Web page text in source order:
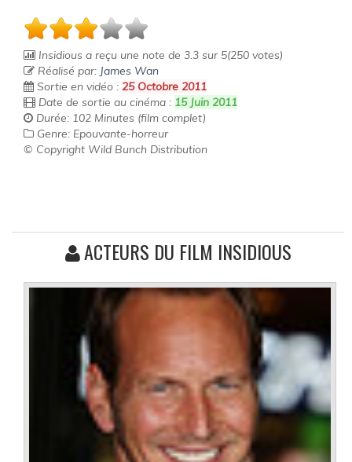
Insidious a reçu une note de 3.3 sur 5(250 votes)
Réalisé par: James Wan
Sortie en vidéo : 25 Octobre 2011
Date de sortie au cinéma : 15 Juin 2011
Durée: 102 Minutes (film complet)
Genre: Epouvante-horreur
© Copyright Wild Bunch Distribution
ACTEURS DU FILM INSIDIOUS